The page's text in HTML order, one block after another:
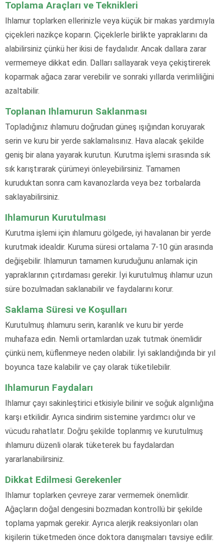
Toplama Araçları ve Teknikleri
Ihlamur toplarken ellerinizle veya küçük bir makas yardımıyla
çiçekleri nazikçe koparın. Çiçeklerle birlikte yapraklarını da
alabilirsiniz çünkü her ikisi de faydalıdır. Ancak dallara zarar
vermemeye dikkat edin. Dalları sallayarak veya çekiştirerek
koparmak ağaca zarar verebilir ve sonraki yıllarda verimliliğini
azaltabilir.
Toplanan Ihlamurun Saklanması
Topladığınız ıhlamuru doğrudan güneş ışığından koruyarak
serin ve kuru bir yerde saklamalısınız. Hava alacak şekilde
geniş bir alana yayarak kurutun. Kurutma işlemi sırasında sık
sık karıştırarak çürümeyi önleyebilirsiniz. Tamamen
kuruduktan sonra cam kavanozlarda veya bez torbalarda
saklayabilirsiniz.
Ihlamurun Kurutulması
Kurutma işlemi için ıhlamuru gölgede, iyi havalanan bir yerde
kurutmak idealdir. Kuruma süresi ortalama 7-10 gün arasında
değişebilir. Ihlamurun tamamen kuruduğunu anlamak için
yapraklarının çıtırdaması gerekir. İyi kurutulmuş ıhlamur uzun
süre bozulmadan saklanabilir ve faydalarını korur.
Saklama Süresi ve Koşulları
Kurutulmuş ıhlamuru serin, karanlık ve kuru bir yerde
muhafaza edin. Nemli ortamlardan uzak tutmak önemlidir
çünkü nem, küflenmeye neden olabilir. İyi saklandığında bir yıl
boyunca taze kalabilir ve çay olarak tüketilebilir.
Ihlamurun Faydaları
Ihlamur çayı sakinleştirici etkisiyle bilinir ve soğuk algınlığına
karşı etkilidir. Ayrıca sindirim sistemine yardımcı olur ve
vücudu rahatlatır. Doğru şekilde toplanmış ve kurutulmuş
ıhlamuru düzenli olarak tüketerek bu faydalardan
yararlanabilirsiniz.
Dikkat Edilmesi Gerekenler
Ihlamur toplarken çevreye zarar vermemek önemlidir.
Ağaçların doğal dengesini bozmadan kontrollü bir şekilde
toplama yapmak gerekir. Ayrıca alerjik reaksiyonları olan
kişilerin tüketmeden önce doktora danışmaları tavsiye edilir.